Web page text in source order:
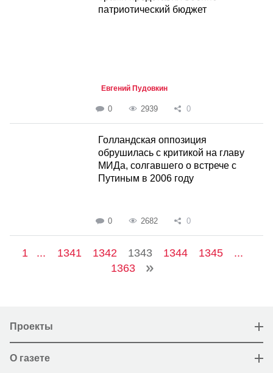
патриотический бюджет
Евгений Пудовкин
0 2939 0
Голландская оппозиция
обрушилась с критикой на главу
МИДа, солгавшего о встрече с
Путиным в 2006 году
0 2682 0
1 ... 1341 1342 1343 1344 1345
...
1363
Проекты
О газете